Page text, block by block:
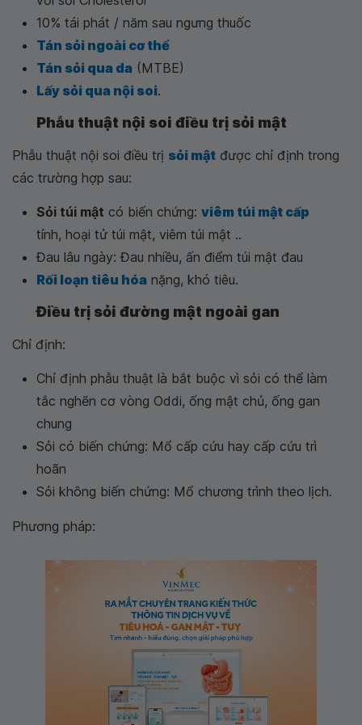
10% tái phát / năm sau ngưng thuốc
Tán sỏi ngoài cơ thể
Tán sỏi qua da (MTBE)
Lấy sỏi qua nội soi.
Phẫu thuật nội soi điều trị sỏi mật
Phẫu thuật nội soi điều trị sỏi mật được chỉ định trong
các trường hợp sau:
Sỏi túi mật có biến chứng: viêm túi mật cấp
tính, hoại tử túi mật, viêm túi mật ..
Đau lâu ngày: Đau nhiều, ấn điểm túi mật đau
Rối loạn tiêu hóa nặng, khó tiêu.
Điều trị sỏi đường mật ngoài gan
Chỉ định:
Chỉ định phẫu thuật là bắt buộc vì sỏi có thể làm
tắc nghẽn cơ vòng Oddi, ống mật chủ, ống gan
chung
Sỏi có biến chứng: Mổ cấp cứu hay cấp cứu trì
hoãn
Sỏi không biến chứng: Mổ chương trình theo lịch.
Phương pháp: